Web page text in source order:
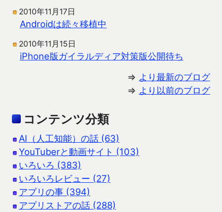
2010年11月17日
Androidは続々移植中
2010年11月15日
iPhone版ガイラルディア対策版公開待ち
⇒ より最新のブログ
⇒ より以前のブログ
コンテンツ分類
AI（人工知能）の話 (63)
YouTuberと動画サイト (103)
いろいろ (383)
いろいろレビュー (27)
アプリの事 (394)
アプリストアの話 (288)